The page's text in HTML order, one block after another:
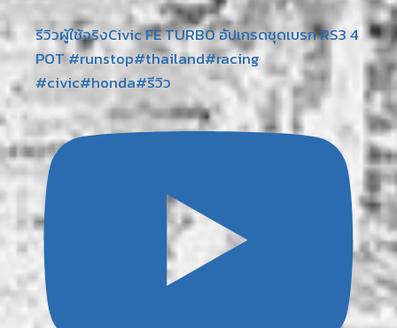
รีวิวผู้ใช้จริงCivic FE TURBO อัปเกรดชุดเบรก RS3 4
POT #runstop#thailand#racing
#civic#honda#รีวิว